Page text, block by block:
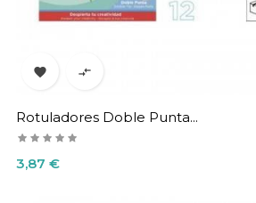
 
Rotuladores Doble Punta...
Precio
3,87 €